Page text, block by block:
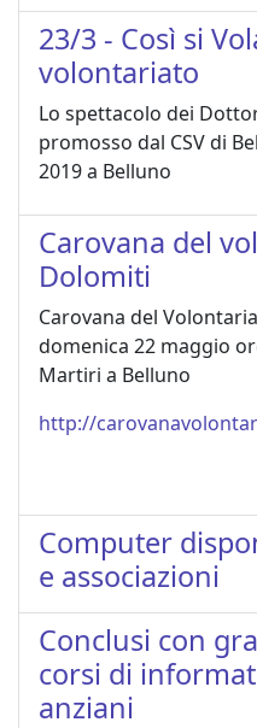
23/3 - Così si
volontariato
Lo spettacolo dei
promosso dal CSV di
2019 a Belluno
Carovana del
Dolomiti
Carovana del
domenica 22 maggio
Martiri a Belluno
http://
Computer
e associazioni
Conclusi con
corsi di
anziani